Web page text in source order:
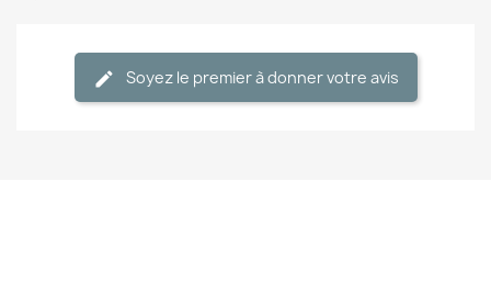
Soyez le premier à donner votre avis